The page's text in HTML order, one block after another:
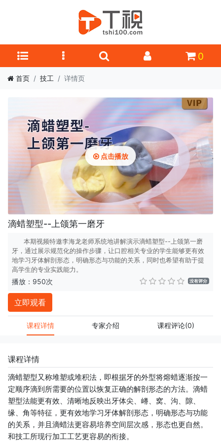
0
首页 技工 详情页
点击播放
滴蜡塑型--上颌第一磨牙
本期视频特邀李海龙老师系统地讲解演示滴蜡塑型--上颌第一磨
牙，通过展示规范化的操作步骤，让口腔相关专业的学生能够更有效
地学习牙体解剖形态，明确形态与功能的关系，同时也希望有助于提
高学生的专业实践能力。
播放：950次 没有评分
立即观看
课程详情 专家介绍 课程评论(0)
课程详情
滴蜡塑型又称堆塑或堆积法，即根据牙的外型将熔蜡逐渐按一
定顺序滴到所需要的位置以恢复正确的解剖形态的方法。滴蜡
塑型法能更有效、清晰地反映出牙体尖、嵴、窝、沟、隙、
缘、角等特征，更有效地学习牙体解剖形态，明确形态与功能
的关系，并且滴蜡法更容易培养空间层次感，形态也更自然。
和技工所现行加工工艺更容易的衔接。